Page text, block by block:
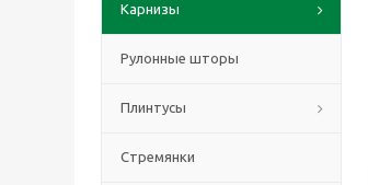
Карнизы
Рулонные шторы
Плинтусы
Стремянки